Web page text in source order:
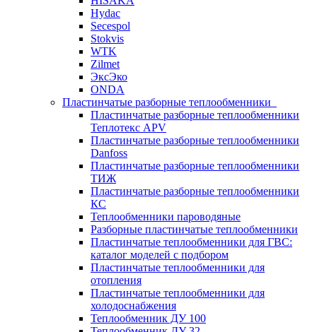
Hydac
Secespol
Stokvis
WTK
Zilmet
ЭксЭко
ONDA
Пластинчатые разборные теплообменники
Пластинчатые разборные теплообменники
Теплотекс APV
Пластинчатые разборные теплообменники
Danfoss
Пластинчатые разборные теплообменники
ТИЖ
Пластинчатые разборные теплообменники
КC
Теплообменники пароводяные
Разборные пластинчатые теплообменники
Пластинчатые теплообменники для ГВС:
каталог моделей с подбором
Пластинчатые теплообменники для
отопления
Пластинчатые теплообменники для
холодоснабжения
Теплообменник ДУ 100